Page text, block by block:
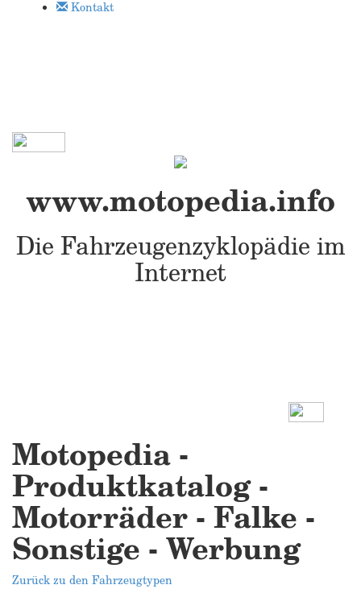
Kontakt
www.motopedia.info
Die Fahrzeugenzyklopädie im
Internet
Motopedia -
Produktkatalog -
Motorräder - Falke -
Sonstige - Werbung
Zurück zu den Fahrzeugtypen